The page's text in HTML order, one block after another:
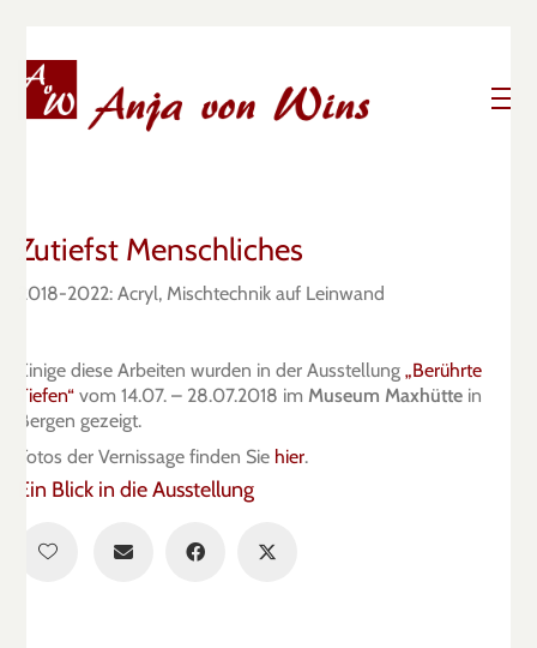
Zutiefst Menschliches
2018-2022: Acryl, Mischtechnik auf Leinwand
Einige diese Arbeiten wurden in der Ausstellung „Berührte
Tiefen“ vom 14.07. – 28.07.2018 im Museum Maxhütte in
Bergen gezeigt.
Fotos der Vernissage finden Sie hier.
Ein Blick in die Ausstellung